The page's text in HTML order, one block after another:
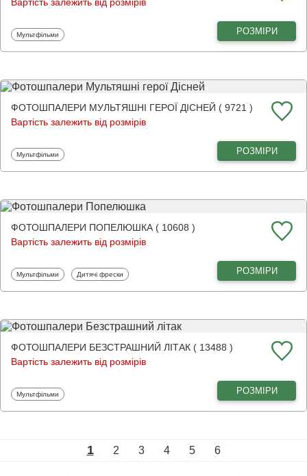
Вартість залежить від розмірів
Фотошпалери
Мультфільми РОЗМІРИ
ФОТОШПАЛЕРИ МУЛЬТЯШНІ ГЕРОЇ ДІСНЕЙ ( 9721 )
Вартість залежить від розмірів
Фотошпалери
Мультфільми РОЗМІРИ
ФОТОШПАЛЕРИ ПОПЕЛЮШКА ( 10608 )
Вартість залежить від розмірів
Фотошпалери
Мультфільми Фотошпалери
Дитячі фрески РОЗМІРИ
ФОТОШПАЛЕРИ БЕЗСТРАШНИЙ ЛІТАК ( 13488 )
Вартість залежить від розмірів
Фотошпалери
Мультфільми РОЗМІРИ
1 2 3 4 5 6